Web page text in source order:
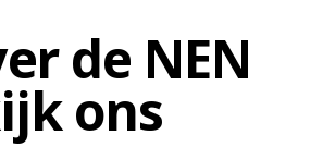
de NEN
ons